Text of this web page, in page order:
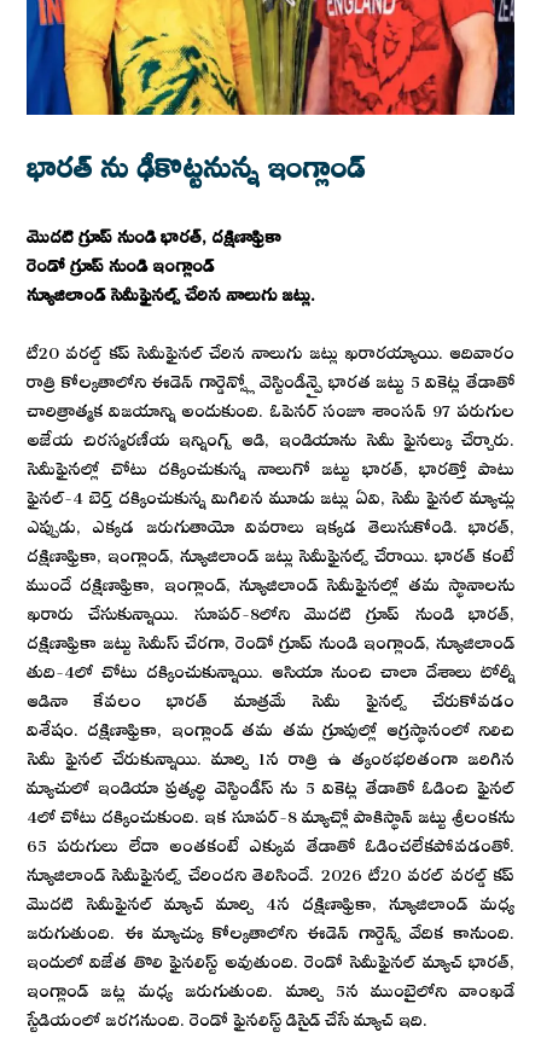
భారత్ ను ఢీకొట్టనున్న ఇంగ్లాండ్
మొదటి గ్రూప్ నుండి భారత్, దక్షిణాఫ్రికా
రెండో గ్రూప్ నుండి ఇంగ్లాండ్
న్యూజిలాండ్ సెమీఫైనల్స్ చేరిన నాలుగు జట్లు.
టీ20 వరల్డ్ కప్ సెమీఫైనల్ చేరిన నాలుగు జట్లు ఖరారయ్యాయి. ఆదివారం
రాత్రి కోల్కతాలోని ఈడెన్ గార్డెన్స్లో వెస్టిండీన్పై భారత జట్టు 5 వికెట్ల తేడాతో
చారిత్రాత్మక విజయాన్ని అందుకుంది. ఓపెనర్ సంజూ శాంసన్ 97 పరుగుల
అజేయ చిరస్మరణీయ ఇన్నింగ్స్ ఆడి, ఇండియాను సెమీ ఫైనల్కు చేర్చారు.
సెమీఫైనల్లో చోటు దక్కించుకున్న నాలుగో జట్టు భారత్, భారత్తో పాటు
ఫైనల్-4 బెర్త్ దక్కించుకున్న మిగిలిన మూడు జట్లు ఏవి, సెమీ ఫైనల్ మ్యాచ్లు
ఎప్పుడు, ఎక్కడ జరుగుతాయో వివరాలు ఇక్కడ తెలుసుకోండి. భారత్,
దక్షిణాఫ్రికా, ఇంగ్లాండ్, న్యూజిలాండ్ జట్లు సెమీఫైనల్స్ చేరాయి. భారత్ కంటే
ముందే దక్షిణాఫ్రికా, ఇంగ్లాండ్, న్యూజిలాండ్ సెమీఫైనల్లో తమ స్థానాలను
ఖరారు చేసుకున్నాయి. సూపర్-8లోని మొదటి గ్రూప్ నుండి భారత్,
దక్షిణాఫ్రికా జట్టు సెమీస్ చేరగా, రెండో గ్రూప్ నుండి ఇంగ్లాండ్, న్యూజిలాండ్
తుది-4లో చోటు దక్కించుకున్నాయి. ఆసియా నుంచి చాలా దేశాలు టోర్నీ
ఆడినా కేవలం భారత్ మాత్రమే సెమీ ఫైనల్స్ చేరుకోవడం
విశేషం. దక్షిణాఫ్రికా, ఇంగ్లాండ్ తమ తమ గ్రూపుల్లో ఆగ్రస్థానంలో నిలిచి
సెమీ ఫైనల్ చేరుకున్నాయి. మార్చి 1న రాత్రి ఉ త్కంఠభరితంగా జరిగిన
మ్యాచులో ఇండియా ప్రత్యర్థి వెస్టిండీస్ ను 5 వికెట్ల తేడాతో ఓడించి ఫైనల్
4లో చోటు దక్కించుకుంది. ఇక సూపర్-8 మ్యాచ్లో పాకిస్థాన్ జట్టు శ్రీలంకను
65 పరుగులు లేదా అంతకంటే ఎక్కువ తేడాతో ఓడించలేకపోవడంతో.
న్యూజిలాండ్ సెమీఫైనల్స్ చేరిందని తెలిసిందే. 2026 టీ20 వరల్ వరల్డ్ కప్
మొదటి సెమీఫైనల్ మ్యాచ్ మార్చి 4న దక్షిణాఫ్రికా, న్యూజిలాండ్ మధ్య
జరుగుతుంది. ఈ మ్యాచ్కు కోల్కతాలోని ఈడెన్ గార్డెన్స్ వేదిక కానుంది.
ఇందులో విజేత తొలి ఫైనలిస్ట్ అవుతుంది. రెండో సెమీఫైనల్ మ్యాచ్ భారత్,
ఇంగ్లాండ్ జట్ల మధ్య జరుగుతుంది. మార్చి 5న ముంబైలోని వాంఖడే
స్టేడియంలో జరగనుంది. రెండో ఫైనలిస్ట్ డిసైడ్ చేసే మ్యాచ్ ఇది.